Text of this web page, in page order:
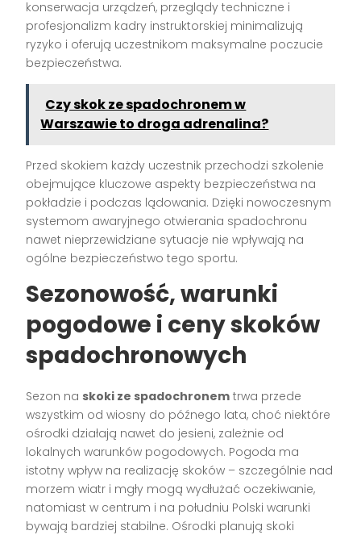
konserwacja urządzeń, przeglądy techniczne i
profesjonalizm kadry instruktorskiej minimalizują
ryzyko i oferują uczestnikom maksymalne poczucie
bezpieczeństwa.
Czy skok ze spadochronem w
Warszawie to droga adrenalina?
Przed skokiem każdy uczestnik przechodzi szkolenie
obejmujące kluczowe aspekty bezpieczeństwa na
pokładzie i podczas lądowania. Dzięki nowoczesnym
systemom awaryjnego otwierania spadochronu
nawet nieprzewidziane sytuacje nie wpływają na
ogólne bezpieczeństwo tego sportu.
Sezonowość, warunki
pogodowe i ceny skoków
spadochronowych
Sezon na skoki ze spadochronem trwa przede
wszystkim od wiosny do późnego lata, choć niektóre
ośrodki działają nawet do jesieni, zależnie od
lokalnych warunków pogodowych. Pogoda ma
istotny wpływ na realizację skoków – szczególnie nad
morzem wiatr i mgły mogą wydłużać oczekiwanie,
natomiast w centrum i na południu Polski warunki
bywają bardziej stabilne. Ośrodki planują skoki